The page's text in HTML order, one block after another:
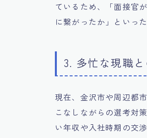
ているため、「面接官
に繋がったか」といっ
3. 多忙な現職
現在、金沢市や周辺都
こなしながらの選考対
い年収や入社時期の交